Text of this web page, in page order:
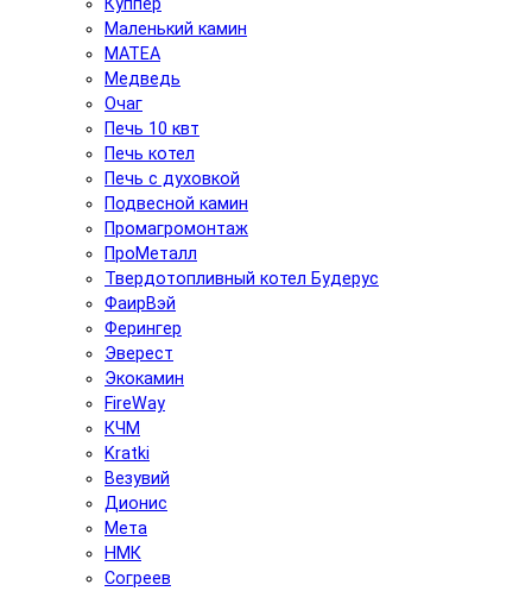
Куппер
Маленький камин
МАТЕА
Медведь
Очаг
Печь 10 квт
Печь котел
Печь с духовкой
Подвесной камин
Промагромонтаж
ПроМеталл
Твердотопливный котел Будерус
ФаирВэй
Ферингер
Эверест
Экокамин
FireWay
КЧМ
Kratki
Везувий
Дионис
Мета
НМК
Согреев